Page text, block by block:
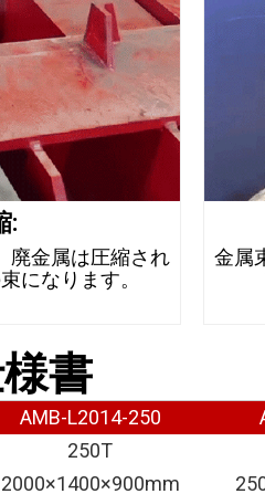
:
廃金属は圧縮され
になります。
金属
書
AMB-L2014-250
250T
2000×1400×900mm